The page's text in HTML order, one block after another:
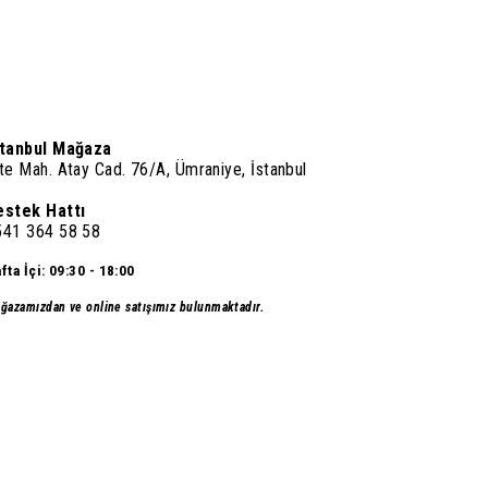
Mağaza
Mah. Atay Cad. 76/A, Ümraniye, İstanbul
Hattı
364 58 58
İçi: 09:30 - 18:00
ve online satışımız bulunmaktadır.